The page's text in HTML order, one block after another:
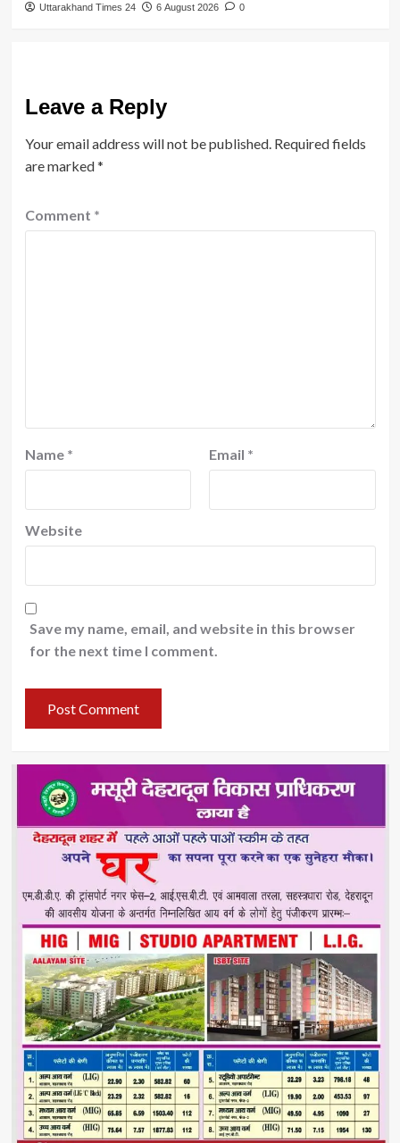
Uttarakhand Times 24 6 August 2026 0
Leave a Reply
Your email address will not be published. Required fields
are marked*
Comment *
Name * Email *
Website
Save my name, email, and website in this browser
for the next time I comment.